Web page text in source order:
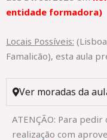
entidade formadora)
Locais Possíveis:
Famalicão), esta aula
Ver moradas da
ATENÇÃO: Para
realização com